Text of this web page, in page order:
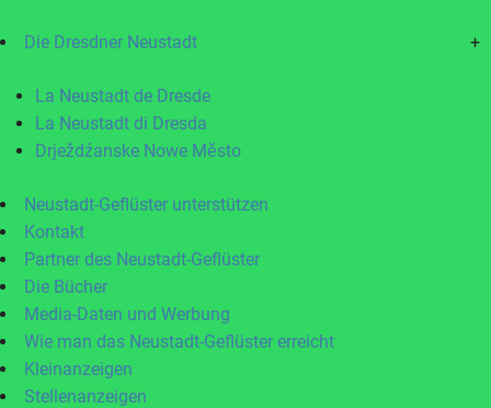
Die Dresdner Neustadt +
La Neustadt de Dresde
La Neustadt di Dresda
Drježdźanske Nowe Město
Neustadt-Geflüster unterstützen
Kontakt
Partner des Neustadt-Geflüster
Die Bücher
Media-Daten und Werbung
Wie man das Neustadt-Geflüster erreicht
Kleinanzeigen
Stellenanzeigen